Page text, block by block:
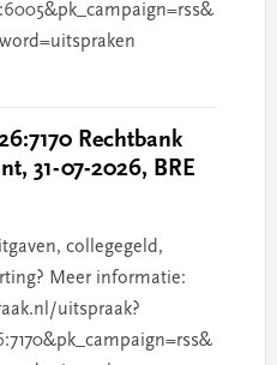
Rechtbank
31-07-2026, BRE
collegegeld,
Meer informatie:
uitspraak?